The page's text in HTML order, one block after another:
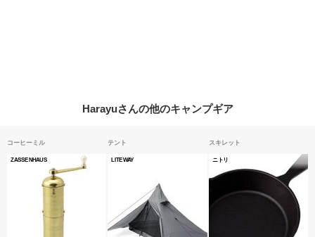
Harayuさんの他のキャンプギア
コーヒーミル
ZASSENHAUS
テント
LITEWAY
スキレット
ニトリ